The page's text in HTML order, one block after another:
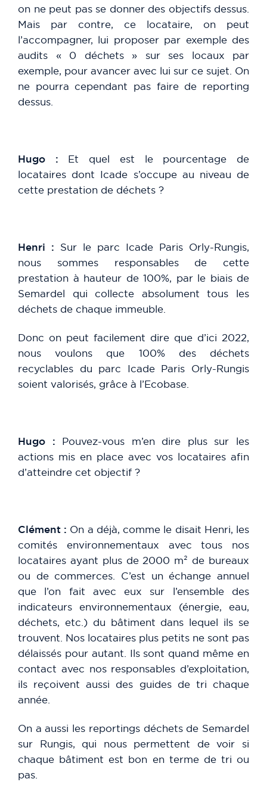
on ne peut pas se donner des objectifs dessus.
Mais par contre, ce locataire, on peut
l’accompagner, lui proposer par exemple des
audits « 0 déchets » sur ses locaux par
exemple, pour avancer avec lui sur ce sujet. On
ne pourra cependant pas faire de reporting
dessus.
Hugo : Et quel est le pourcentage de
locataires dont Icade s’occupe au niveau de
cette prestation de déchets ?
Henri : Sur le parc Icade Paris Orly-Rungis,
nous sommes responsables de cette
prestation à hauteur de 100%, par le biais de
Semardel qui collecte absolument tous les
déchets de chaque immeuble.
Donc on peut facilement dire que d’ici 2022,
nous voulons que 100% des déchets
recyclables du parc Icade Paris Orly-Rungis
soient valorisés, grâce à l’Ecobase.
Hugo : Pouvez-vous m’en dire plus sur les
actions mis en place avec vos locataires afin
d’atteindre cet objectif ?
Clément : On a déjà, comme le disait Henri, les
comités environnementaux avec tous nos
locataires ayant plus de 2000 m² de bureaux
ou de commerces. C’est un échange annuel
que l’on fait avec eux sur l’ensemble des
indicateurs environnementaux (énergie, eau,
déchets, etc.) du bâtiment dans lequel ils se
trouvent. Nos locataires plus petits ne sont pas
délaissés pour autant. Ils sont quand même en
contact avec nos responsables d’exploitation,
ils reçoivent aussi des guides de tri chaque
année.
On a aussi les reportings déchets de Semardel
sur Rungis, qui nous permettent de voir si
chaque bâtiment est bon en terme de tri ou
pas.